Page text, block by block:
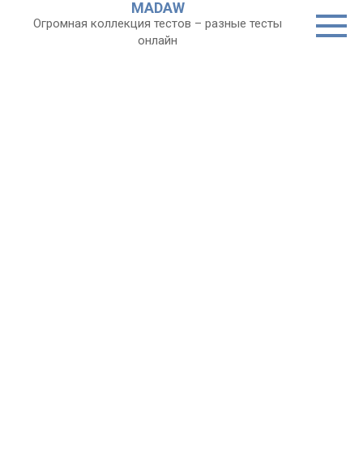
MADAW
Огромная коллекция тестов – разные тесты
онлайн